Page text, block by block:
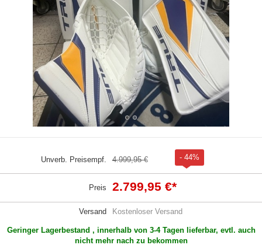
Unverb. Preisempf. 4.999,95 € - 44%
Preis 2.799,95 €*
Versand Kostenloser Versand
Geringer Lagerbestand , innerhalb von 3-4 Tagen lieferbar, evtl. auch
nicht mehr nach zu bekommen